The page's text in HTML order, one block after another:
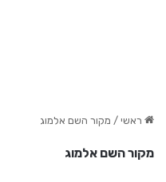
ראשי / מקור השם אלמוג
מקור השם אלמוג